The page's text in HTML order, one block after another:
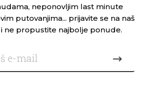
neponovljim last minute
putovanjima... prijavite se na naš
ne propustite najbolje ponude.